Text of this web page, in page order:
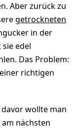
Aber zurück zu
getrockneten
in der
sie edel
Das Problem:
richtigen
wollte man
nächsten